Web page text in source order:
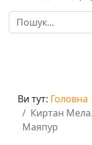
Пошук
Ви тут: Головна
Киртан
Маяпур